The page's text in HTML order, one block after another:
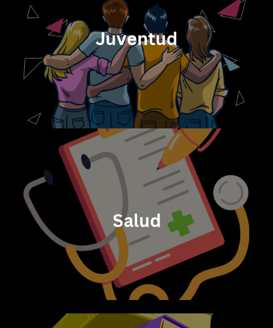
Juventud
Salud